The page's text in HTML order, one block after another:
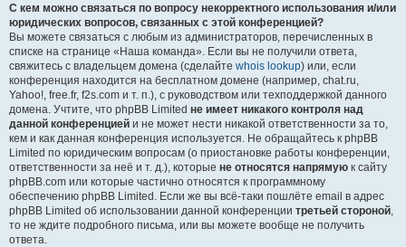
С кем можно связаться по вопросу некорректного использования и/или
юридических вопросов, связанных с этой конференцией?
Вы можете связаться с любым из администраторов, перечисленных в
списке на странице «Наша команда». Если вы не получили ответа,
свяжитесь с владельцем домена (сделайте whois lookup) или, если
конференция находится на бесплатном домене (например, chat.ru,
Yahoo!, free.fr, f2s.com и т. п.), с руководством или техподдержкой данного
домена. Учтите, что phpBB Limited не имеет никакого контроля над
данной конференцией и не может нести никакой ответственности за то,
кем и как данная конференция используется. Не обращайтесь к phpBB
Limited по юридическим вопросам (о приостановке работы конференции,
ответственности за неё и т. д.), которые не относятся напрямую к сайту
phpBB.com или которые частично относятся к программному
обеспечению phpBB Limited. Если же вы всё-таки пошлёте email в адрес
phpBB Limited об использовании данной конференции третьей стороной
то не ждите подробного письма, или вы можете вообще не получить
ответа.